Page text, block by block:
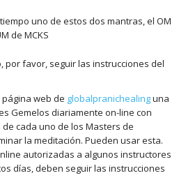
uno de estos dos mantras, el OM
de MCKS
por favor, seguir las instrucciones del
página web de globalpranichealinguna
Gemelos diariamente on-line con
cada uno de los Masters de
la meditación. Pueden usar esta.
autorizadas a algunos instructores
días, deben seguir las instrucciones